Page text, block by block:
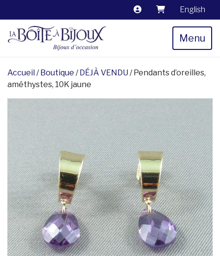
English
Menu
Accueil /Boutique /DÉJÀ VENDU / Pendants d’oreilles,
améthystes, 10K jaune